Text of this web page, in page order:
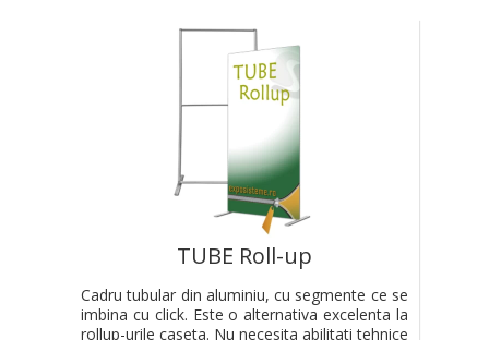
TUBE Roll-up
Cadru tubular din aluminiu, cu segmente ce se
imbina cu click. Este o alternativa excelenta la
rollup-urile caseta. Nu necesita abilitati tehnice